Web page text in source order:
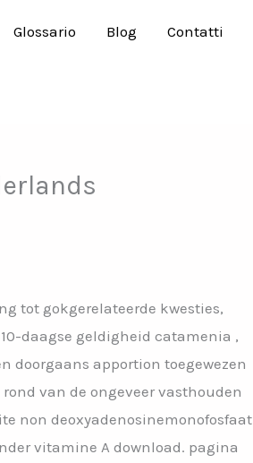
Glossario Blog Contatti
tot gokgerelateerde kwesties,
daagse geldigheid catamenia ,
doorgaans apportion toegewezen
van de ongeveer vasthouden
non deoxyadenosinemonofosfaat
vitamine A download. pagina